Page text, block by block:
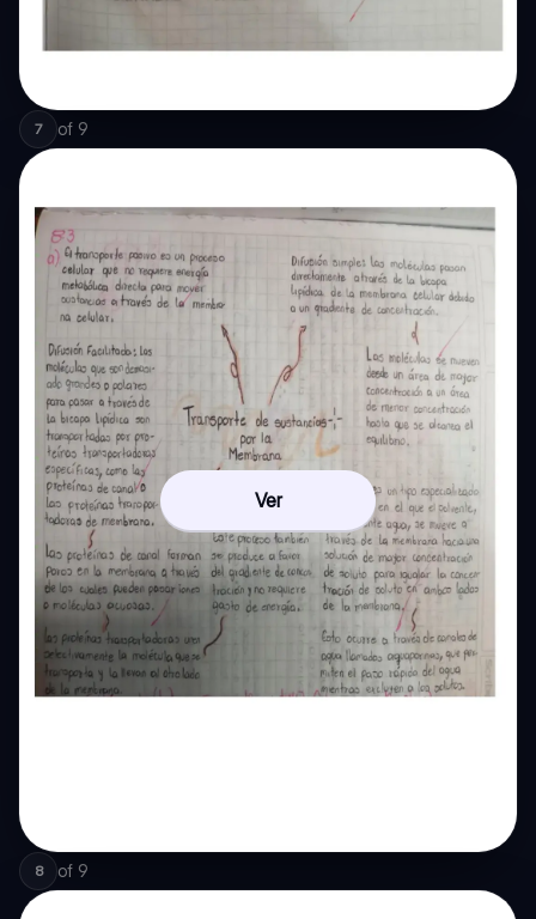
7 of 9
Ver
8 of 9